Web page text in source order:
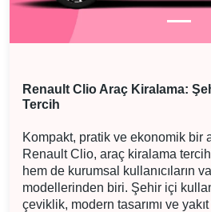
Renault Clio Araç Kiralama:
Tercih
Kompakt, pratik ve ekonomik bir
Renault Clio, araç kiralama
hem de kurumsal kullanıcıların
modellerinden biri. Şehir içi
çeviklik, modern tasarımı ve